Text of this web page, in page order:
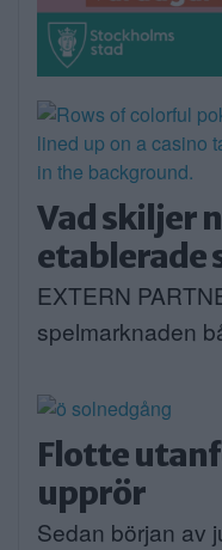
Vad skiljer
etablerade
EXTERN
spelmarknaden
Flotte
upprör
Sedan början av